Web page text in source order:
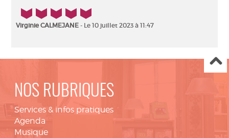
5/5
Virginie CALMEJANE - Le 10 juillet 2023 à 11:47
NOS RUBRIQUES
Services & infos pratiques
Agenda
Musique